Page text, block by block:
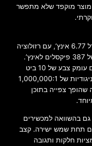
מוקפד שלא מתפשר
בחזית נמצא פאנל AMOLED גמיש בגודל 6.77 אינץ’, עם רזולוציה
של 1084 על 2392 פיקסלים וצפיפות של 387 פיקסלים לאינץ’.
מדובר במסך איכותי מאוד לקטגוריה, עם עומק צבע של 10 ביט
ותצוגה של מעל מיליארד צבעים. יחס הניגודיות של 1,000,000:1
שהופך צפייה בתוכן
מרשימה גם בהשוואה למכשירים
גם תחת שמש ישירה. קצב
מבטיח אנימציות חלקות ותגובה